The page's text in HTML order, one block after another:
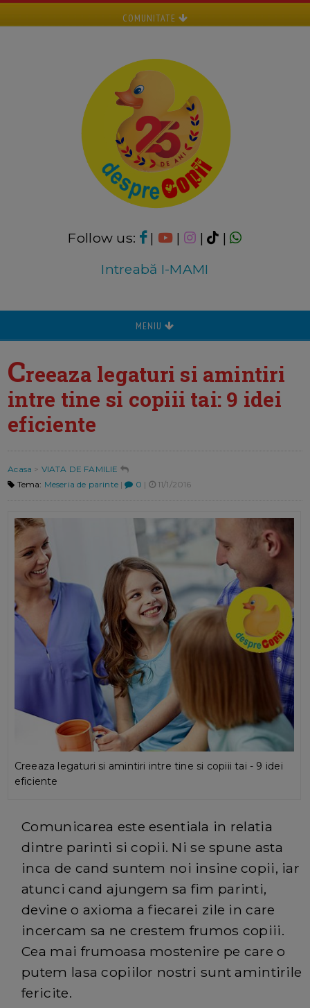
COMUNITATE
Follow us: | | |
|
Intreabă I-MAMI
MENIU
Creeaza legaturi si amintiri
intre tine si copiii tai: 9 idei
eficiente
Acasa > VIATA DE FAMILIE
Tema: Meseria de parinte| 0 | 11/1/2016
Creeaza legaturi si amintiri intre tine si copiii tai - 9 idei
eficiente
Comunicarea este esentiala in relatia
dintre parinti si copii. Ni se spune asta
inca de cand suntem noi insine copii, iar
atunci cand ajungem sa fim parinti,
devine o axioma a fiecarei zile in care
incercam sa ne crestem frumos copiii.
Cea mai frumoasa mostenire pe care o
putem lasa copiilor nostri sunt amintirile
fericite.